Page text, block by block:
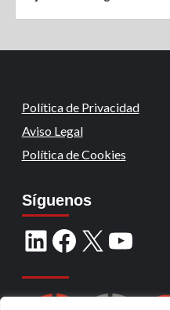
Política de Privacidad
Aviso Legal
Política de Cookies
Síguenos